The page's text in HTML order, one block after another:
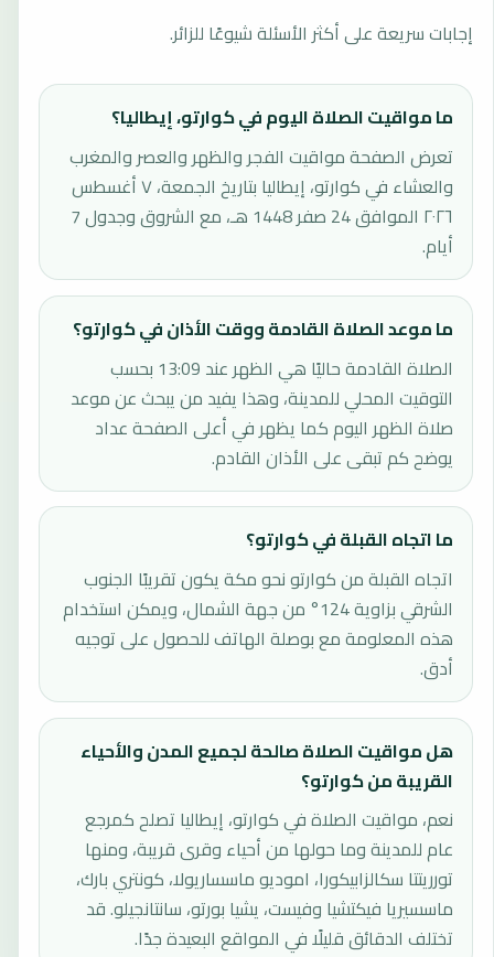
إجابات سريعة على أكثر الأسئلة شيوعًا للزائر.
ما مواقيت الصلاة اليوم في كوارتو، إيطاليا؟
تعرض الصفحة مواقيت الفجر والظهر والعصر والمغرب
والعشاء في كوارتو، إيطاليا بتاريخ الجمعة، ٧ أغسطس
٢٠٢٦ الموافق 24 صفر 1448 هـ، مع الشروق وجدول 7
أيام.
ما موعد الصلاة القادمة ووقت الأذان في كوارتو؟
الصلاة القادمة حاليًا هي الظهر عند 13:09 بحسب
التوقيت المحلي للمدينة، وهذا يفيد من يبحث عن موعد
صلاة الظهر اليوم كما يظهر في أعلى الصفحة عداد
يوضح كم تبقى على الأذان القادم.
ما اتجاه القبلة في كوارتو؟
اتجاه القبلة من كوارتو نحو مكة يكون تقريبًا الجنوب
الشرقي بزاوية 124° من جهة الشمال، ويمكن استخدام
هذه المعلومة مع بوصلة الهاتف للحصول على توجيه
أدق.
هل مواقيت الصلاة صالحة لجميع المدن والأحياء
القريبة من كوارتو؟
نعم، مواقيت الصلاة في كوارتو، إيطاليا تصلح كمرجع
عام للمدينة وما حولها من أحياء وقرى قريبة، ومنها
تورريتتا سكالزابيكورا، اموديو ماسساريولا، كونتري بارك،
ماسسيريا فيكتشيا وفيست، يشيا بورتو، سانتانجيلو. قد
تختلف الدقائق قليلًا في المواقع البعيدة جدًا.